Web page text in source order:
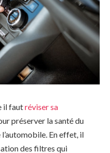
il fautréviser sa
préserver la santé du
En effet, il
des filtres qui